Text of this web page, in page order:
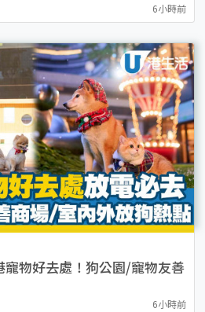
6小時前
物好去處！狗公園/寵物友善
6小時前